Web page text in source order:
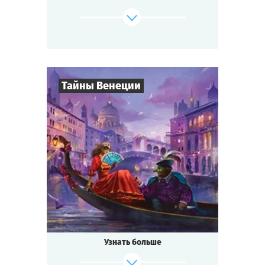
Будь готов к приключениям, если ты...
где-то на Диком Западе!
Cыграть Смотреть сценарий
Тайны Венеции
Игроков 8-
Время игры 2-3 ч.
Тематика Интриги
Тип квеста Квестория
Кто не слышал о знаменитом
Венецианском бале?
Ночь расцвечена фейерверками, играют
Узнать больше